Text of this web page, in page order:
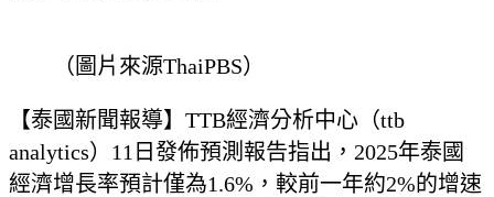
（圖片來源ThaiPBS）
【泰國新聞報導】TTB經濟分析中心（ttb
analytics）11日發佈預測報告指出，2025年泰國
經濟增長率預計僅為1.6%，較前一年約2%的增速